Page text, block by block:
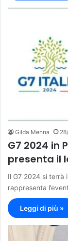
Gilda Menna
G7 2024 in
presenta il
Il G7 2024 si terrà
rappresenta
Leggi di più »